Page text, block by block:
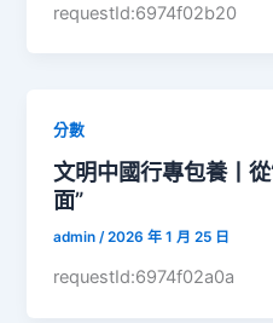
requestId:6974f02b20
分數
文明中國行專包養丨
面”
admin/2026 年 1 月 25 日
requestId:6974f02a0a